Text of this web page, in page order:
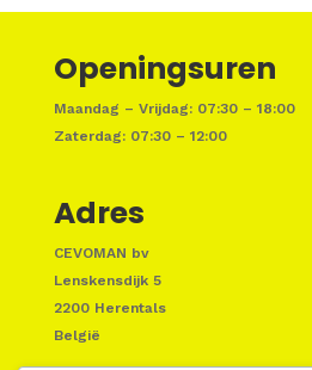
Openingsuren
Maandag – Vrijdag: 07:30 – 18:00
Zaterdag: 07:30 – 12:00
Adres
CEVOMAN bv
Lenskensdijk 5
2200 Herentals
België